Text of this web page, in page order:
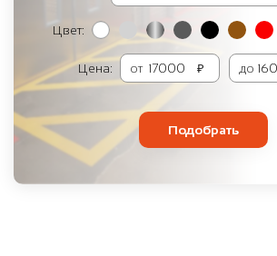
Цвет:
Цена: от ₽ до
Подобрать